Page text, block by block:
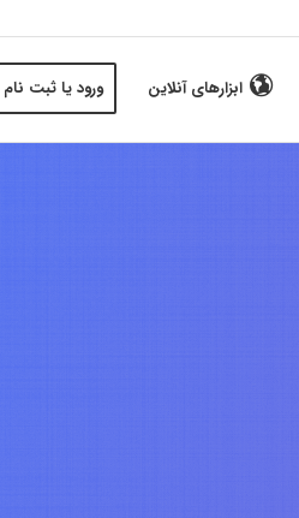
ابزارهای آنلاین ورود یا ثبت نام